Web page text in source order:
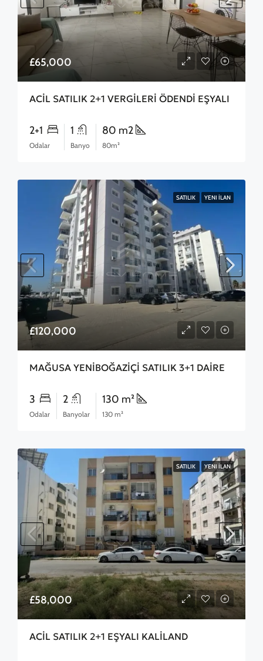
£65,000
ACİL SATILIK 2+1 VERGİLERİ ÖDENDİ EŞYALI
2+1
Odalar
1
Banyo
80 m2
80m²
SATILIK YENI İLAN
£120,000
MAĞUSA YENİBOĞAZİÇİ SATILIK 3+1 DAİRE
3
Odalar
2
Banyolar
130 m²
130 m²
SATILIK YENI İLAN
£58,000
ACİL SATILIK 2+1 EŞYALI KALİLAND